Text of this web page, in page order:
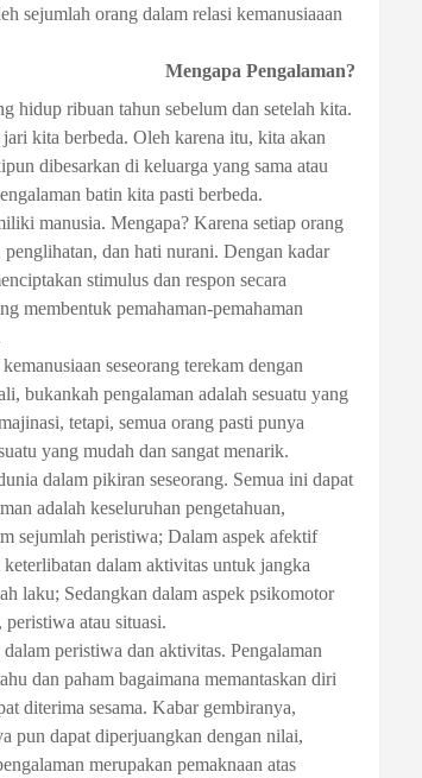
sejumlah orang dalam relasi kemanusiaaan
Mengapa Pengalaman?
hidup ribuan tahun sebelum dan setelah kita.
kita berbeda. Oleh karena itu, kita akan
dibesarkan di keluarga yang sama atau
batin kita pasti berbeda.
manusia. Mengapa? Karena setiap orang
dan hati nurani. Dengan kadar
stimulus dan respon secara
membentuk pemahaman-pemahaman
seseorang terekam dengan
bukankah pengalaman adalah sesuatu yang
tetapi, semua orang pasti punya
yang mudah dan sangat menarik.
dalam pikiran seseorang. Semua ini dapat
adalah keseluruhan pengetahuan,
sejumlah peristiwa; Dalam aspek afektif
keterlibatan dalam aktivitas untuk jangka
laku; Sedangkan dalam aspek psikomotor
peristiwa atau situasi.
peristiwa dan aktivitas. Pengalaman
dan paham bagaimana memantaskan diri
diterima sesama. Kabar gembiranya,
pun dapat diperjuangkan dengan nilai,
merupakan pemaknaan atas